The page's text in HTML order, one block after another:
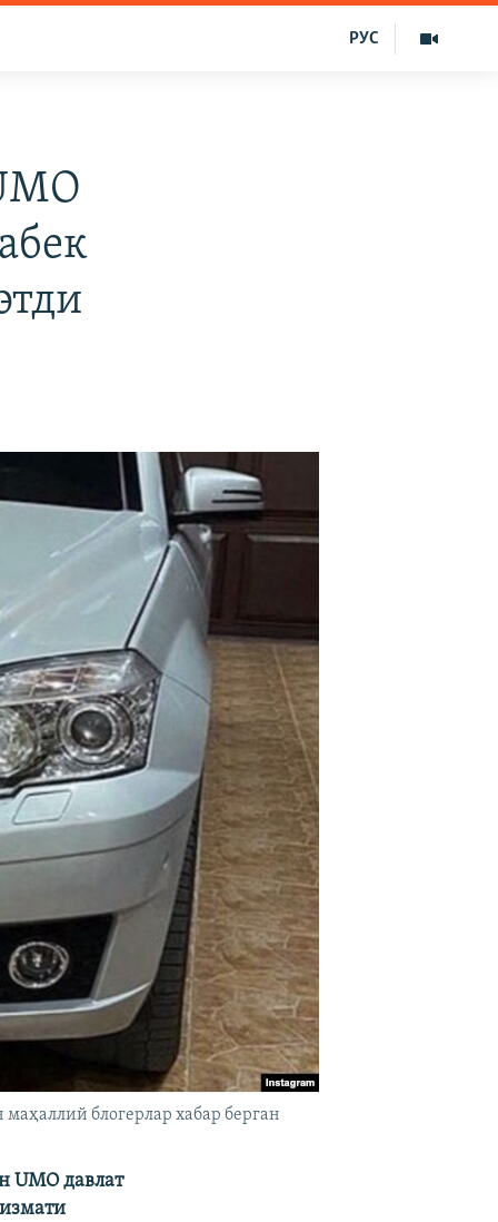
РУС
блогерлар хабар берган
UMO давлат